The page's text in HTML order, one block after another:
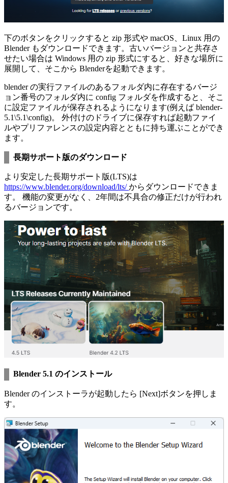
下のボタンをクリックすると zip 形式や macOS、Linux 用の
Blender もダウンロードできます。古いバージョンと共存さ
せたい場合は Windows 用の zip 形式にすると、好きな場所に
展開して、そこから Blenderを起動できます。
blender の実行ファイルのあるフォルダ内に存在するバージ
ョン番号のフォルダ内に config フォルダを作成すると、そこ
に設定ファイルが保存されるようになります(例えば blender-
5.1\5.1\config)。 外付けのドライブに保存すれば起動ファイ
ルやプリファレンスの設定内容とともに持ち運ぶことができ
ます。
長期サポート版のダウンロード
より安定した長期サポート版(LTS)は
https://www.blender.org/download/lts/からダウンロードできま
す。 機能の変更がなく、2年間は不具合の修正だけが行われ
るバージョンです。
Blender 5.1 のインストール
Blender のインストーラが起動したら [Next]ボタンを押しま
す。